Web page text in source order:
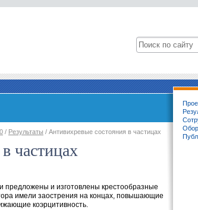
/ Результаты / Антивихревые состояния в частицах
частицах
предложены и изготовлены крестообразные
имели заострения на концах, повышающие
коэрцитивность.